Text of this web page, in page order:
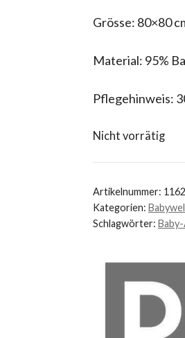
Grösse: 80×80
Material: 95%
Pflegehinweis:
Nicht vorrätig
Artikelnummer:
Kategorien:
Schlagwörter: